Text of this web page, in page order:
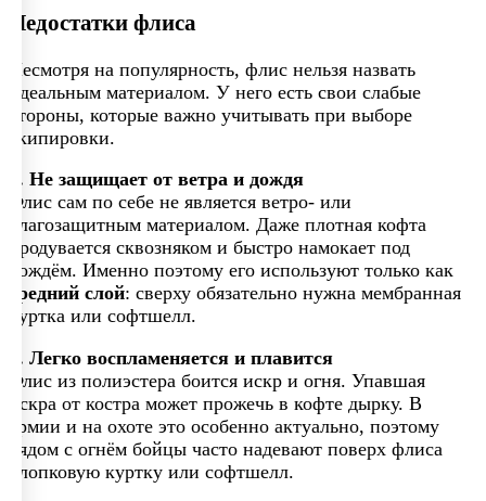
Недостатки флиса
Несмотря на популярность, флис нельзя назвать
идеальным материалом. У него есть свои слабые
стороны, которые важно учитывать при выборе
экипировки.
1. Не защищает от ветра и дождя
Флис сам по себе не является ветро- или
влагозащитным материалом. Даже плотная кофта
продувается сквозняком и быстро намокает под
дождём. Именно поэтому его используют только как
средний слой: сверху обязательно нужна мембранная
куртка или софтшелл.
2. Легко воспламеняется и плавится
Флис из полиэстера боится искр и огня. Упавшая
искра от костра может прожечь в кофте дырку. В
армии и на охоте это особенно актуально, поэтому
рядом с огнём бойцы часто надевают поверх флиса
хлопковую куртку или софтшелл.